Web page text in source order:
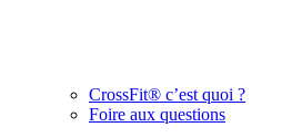
CrossFit® c’est quoi ?
Foire aux questions